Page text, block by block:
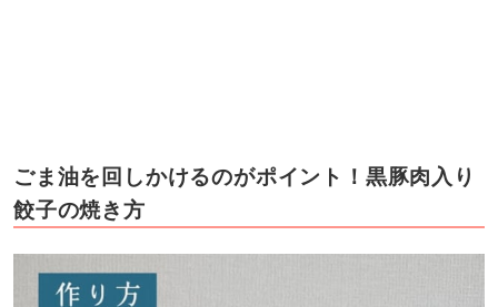
ごま油を回しかけるのがポイント！黒豚肉入り
餃子の焼き方